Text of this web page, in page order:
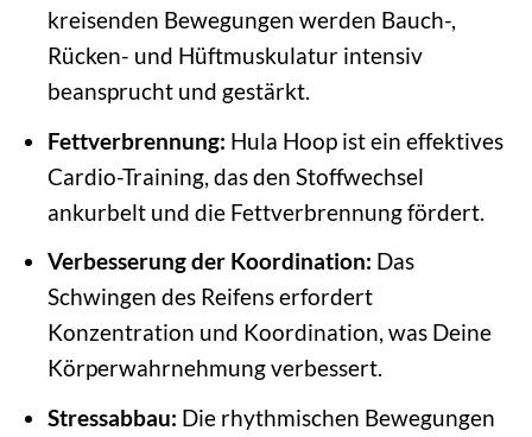
kreisenden Bewegungen werden Bauch-,
Rücken- und Hüftmuskulatur intensiv
beansprucht und gestärkt.
Fettverbrennung: Hula Hoop ist ein effektives
Cardio-Training, das den Stoffwechsel
ankurbelt und die Fettverbrennung fördert.
Verbesserung der Koordination: Das
Schwingen des Reifens erfordert
Konzentration und Koordination, was Deine
Körperwahrnehmung verbessert.
Stressabbau: Die rhythmischen Bewegungen